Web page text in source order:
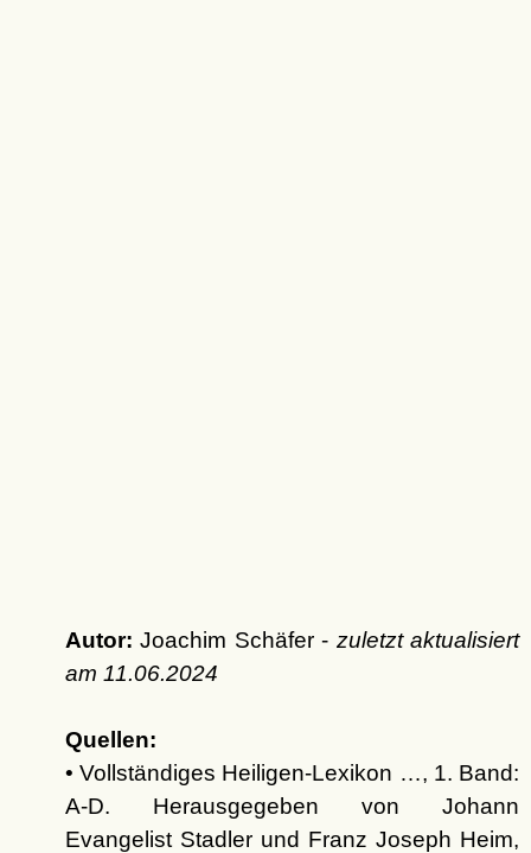
Autor: Joachim Schäfer - zuletzt aktualisiert
am 11.06.2024
Quellen:
• Vollständiges Heiligen-Lexikon …, 1. Band:
A-D. Herausgegeben von Johann
Evangelist Stadler und Franz Joseph Heim,